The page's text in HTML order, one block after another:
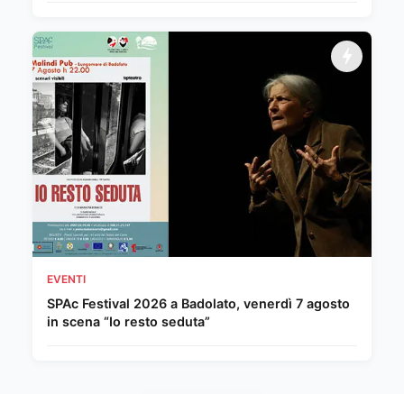
EVENTI
SPAc Festival 2026 a Badolato, venerdì 7 agosto
in scena “Io resto seduta”